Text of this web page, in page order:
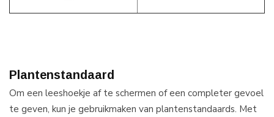
Plantenstandaard
Om een leeshoekje af te schermen of een completer gevoel
te geven, kun je gebruikmaken van plantenstandaards. Met